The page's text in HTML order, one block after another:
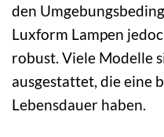
den
Luxform Lampen
robust. Viele Modelle
ausgestattet, die eine
Lebensdauer haben.